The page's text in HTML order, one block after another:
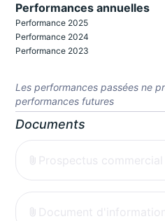
Performances annuelles
Performance 2025
Performance 2024
Performance 2023
Les performances passées ne
performances futures
Documents
Prospectus commercial
Document